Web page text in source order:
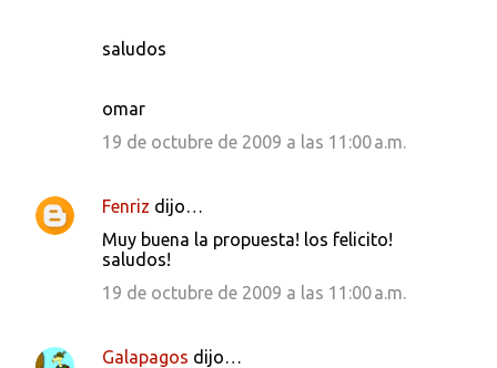
saludos
omar
19 de octubre de 2009 a las 11:00 a.m.
Fenriz dijo…
Muy buena la propuesta! los felicito!
saludos!
19 de octubre de 2009 a las 11:00 a.m.
Galapagos dijo…